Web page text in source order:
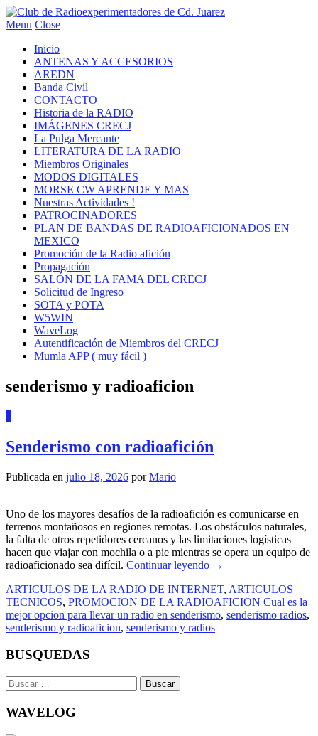
Menu Close
Inicio
ANTENAS Y ACCESORIOS
AREDN
Banda Civil
CONTACTO
Historia de la RADIO
IMÁGENES CRECJ
La Pulga Mercante
LITERATURA DE LA RADIO
Miembros Originales
MODOS DIGITALES
MORSE CW APRENDE Y MAS
Nuestras Actividades !
PATROCINADORES
PLAN DE BANDAS DE RADIOAFICIONADOS EN
MEXICO
Promoción de la Radio afición
Propagación
SALÓN DE LA FAMA DEL CRECJ
Solicitud de Ingreso
SOTA y POTA
W5WIN
WaveLog
Autentificación de Miembros del CRECJ
Mumla APP ( muy fácil )
senderismo y radioaficion
Senderismo con radioafición
Publicada en julio 18, 2026 porMario
Uno de los mayores desafíos de la radioafición es comunicarse en
terrenos montañosos en regiones remotas. Los obstáculos naturales,
la falta de otros repetidores cercanos y las limitaciones logísticas
hacen que viajar con mochila o a pie mientras se opera un equipo de
radioaficionado sea difícil. Continuar leyendo →
ARTICULOS DE LA RADIO DE INTERNET, ARTICULOS
TECNICOS, PROMOCION DE LA RADIOAFICION Cual es la
mejor opcion para llevar un radio en senderismo, senderismo radios,
senderismo y radioaficion, senderismo y radios
BUSQUEDAS
Buscar:
WAVELOG